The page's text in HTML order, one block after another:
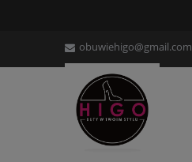
obuwiehigo@gmail.com